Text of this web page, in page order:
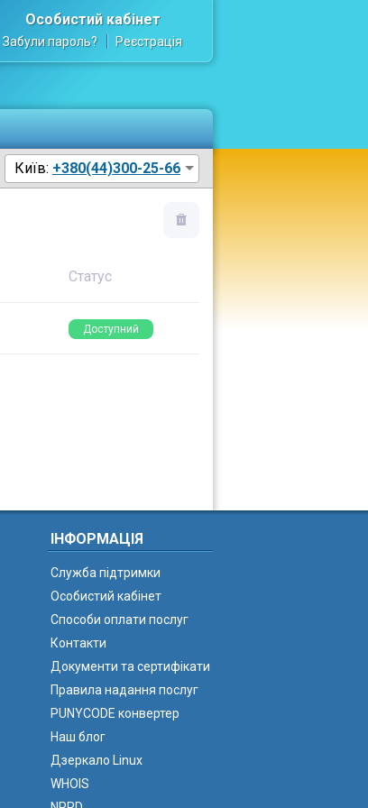
Особистий кабінет
Забули пароль? Реєстрація
Київ: +380(44)300-25-66
Статус
Доступний
ІНФОРМАЦІЯ
Служба підтримки
Особистий кабінет
Способи оплати послуг
Контакти
Документи та сертифікати
Правила надання послуг
PUNYCODE конвертер
Наш блог
Дзеркало Linux
WHOIS